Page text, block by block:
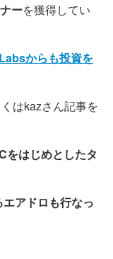
ーを獲得してい
からも投資を
はkazさん記事を
はじめとしたタ
アドロも行なっ